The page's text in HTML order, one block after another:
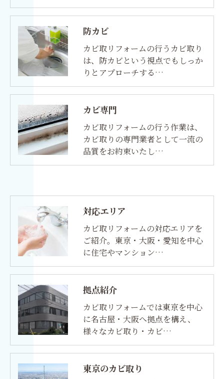
防カビ
カビ取リフォームの行うカビ取り
は、防カビという視点でもしっか
りとアプローチする…
カビ専門
カビ取リフォームの行う作業は、
カビ取りの専門業者として一流の
品質をお約束いたし…
対応エリア
カビ取リフォームの対応エリアを
ご紹介。東京・大阪・愛知を中心
に住宅やマンション…
拠点紹介
カビ取リフォームでは東京を中心
に名古屋・大阪へ拠点を構え、
様々なカビ取り・カビ…
東京のカビ取り